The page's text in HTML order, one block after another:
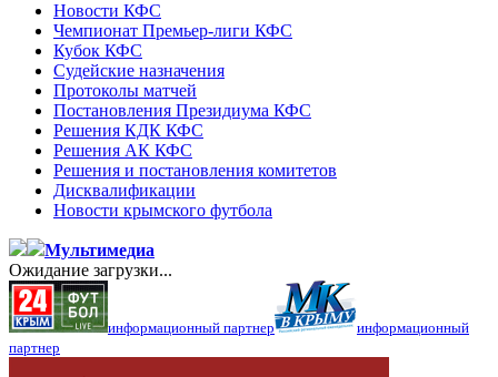
Новости КФС
Чемпионат Премьер-лиги КФС
Кубок КФС
Судейские назначения
Протоколы матчей
Постановления Президиума КФС
Решения КДК КФС
Решения АК КФС
Решения и постановления комитетов
Дисквалификации
Новости крымского футбола
Мультимедиа
Ожидание загрузки...
информационный партнер
информационный
партнер